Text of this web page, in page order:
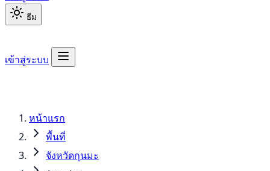
ธีม
เข้าสู่ระบบ
หน้าแรก
พื้นที่
จังหวัดกุนมะ